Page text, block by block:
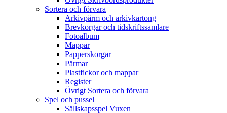
Sortera och förvara
Arkivpärm och arkivkartong
Brevkorgar och tidskriftssamlare
Fotoalbum
Mappar
Papperskorgar
Pärmar
Plastfickor och mappar
Register
Övrigt Sortera och förvara
Spel och pussel
Sällskapsspel Vuxen